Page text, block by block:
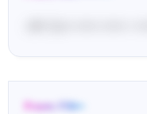
<#• Co•• •••••• •••••• •
From: FIN••